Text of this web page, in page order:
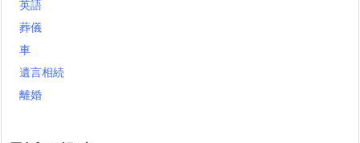
英語
葬儀
車
遺言相続
離婚